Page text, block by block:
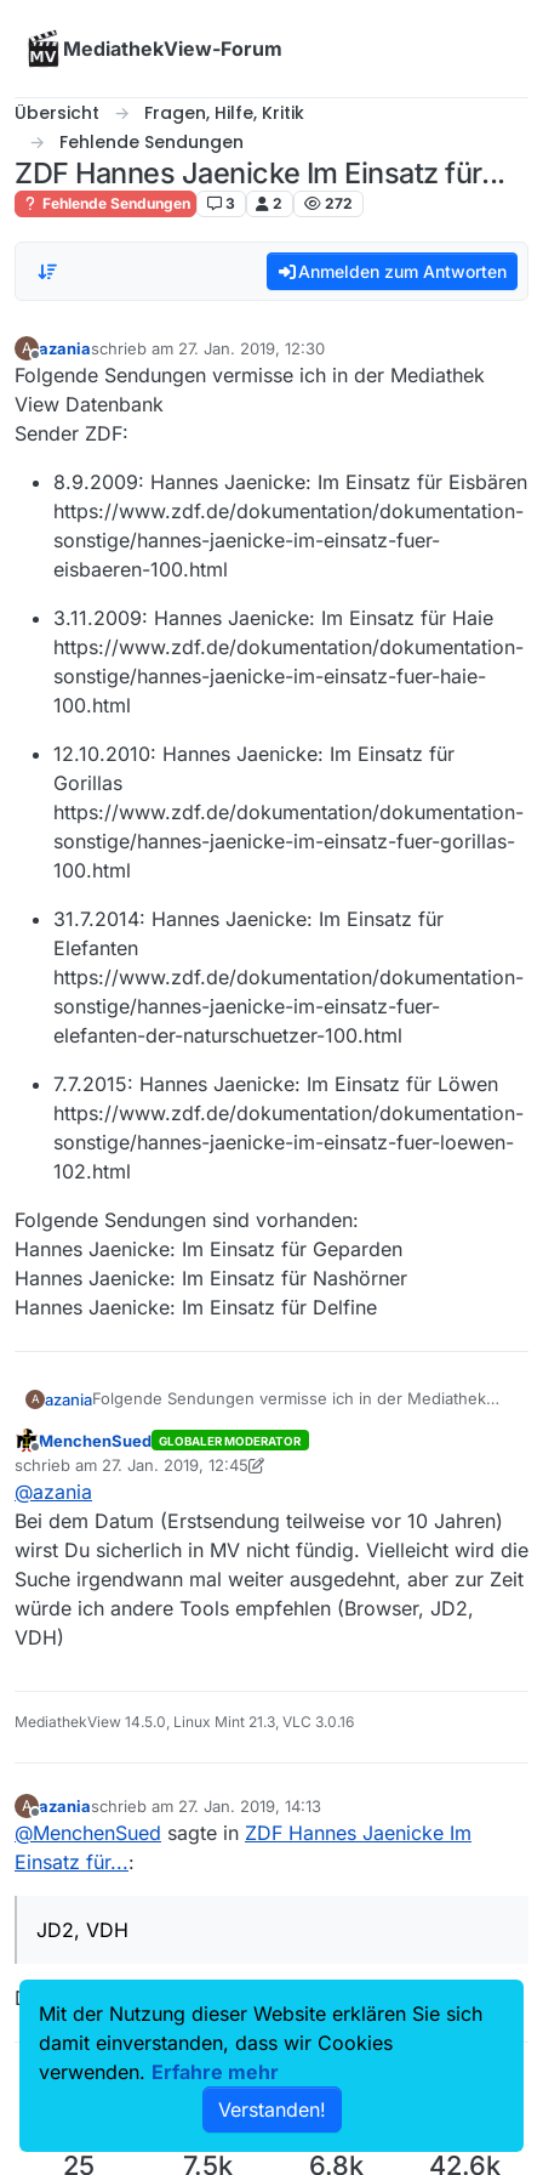
MediathekView-Forum
Übersicht
Fragen, Hilfe, Kritik
Fehlende Sendungen
ZDF Hannes Jaenicke Im Einsatz für...
Fehlende Sendungen 3 2 272
Anmelden zum Antworten
A
Offline
azaniaschrieb am 27. Jan. 2019, 12:30
zuletzt editiert von
Folgende Sendungen vermisse ich in der Mediathek
View Datenbank
Sender ZDF:
8.9.2009: Hannes Jaenicke: Im Einsatz für Eisbären
https://www.zdf.de/dokumentation/dokumentation-
sonstige/hannes-jaenicke-im-einsatz-fuer-
eisbaeren-100.html
3.11.2009: Hannes Jaenicke: Im Einsatz für Haie
https://www.zdf.de/dokumentation/dokumentation-
sonstige/hannes-jaenicke-im-einsatz-fuer-haie-
100.html
12.10.2010: Hannes Jaenicke: Im Einsatz für
Gorillas
https://www.zdf.de/dokumentation/dokumentation-
sonstige/hannes-jaenicke-im-einsatz-fuer-gorillas-
100.html
31.7.2014: Hannes Jaenicke: Im Einsatz für
Elefanten
https://www.zdf.de/dokumentation/dokumentation-
sonstige/hannes-jaenicke-im-einsatz-fuer-
elefanten-der-naturschuetzer-100.html
7.7.2015: Hannes Jaenicke: Im Einsatz für Löwen
https://www.zdf.de/dokumentation/dokumentation-
sonstige/hannes-jaenicke-im-einsatz-fuer-loewen-
102.html
Folgende Sendungen sind vorhanden:
Hannes Jaenicke: Im Einsatz für Geparden
Hannes Jaenicke: Im Einsatz für Nashörner
Hannes Jaenicke: Im Einsatz für Delfine
A azaniaFolgende Sendungen vermisse ich in der Mediathek
Sender ZDF:
8.9.2009: Hannes Jaenicke: Im Einsatz für
Eisbären
-sonstige/hannes-jaenicke-im-einsatz-fuer-
eisbaeren-100.html
3.11.2009: Hannes Jaenicke: Im Einsatz für Haie
https://www.zdf.de/dokumentation/dokumentation
-sonstige/hannes-jaenicke-im-einsatz-fuer-haie-
https://www.zdf.de/dokumentation/dokumentation
31.7.2014: Hannes Jaenicke: Im Einsatz für
Elefanten
https://www.zdf.de/dokumentation/dokumentation
-sonstige/hannes-jaenicke-im-einsatz-fuer-
-sonstige/hannes-jaenicke-im-einsatz-fuer-
loewen-102.html
Folgende Sendungen sind vorhanden:
Hannes Jaenicke: Im Einsatz für Nashörner
Hannes Jaenicke: Im Einsatz für Delfine
Offline
MenchenSued GLOBALER MODERATOR
schrieb am 27. Jan. 2019, 12:45
zuletzt editiert von MenchenSued
@azania
Bei dem Datum (Erstsendung teilweise vor 10 Jahren)
wirst Du sicherlich in MV nicht fündig. Vielleicht wird die
Suche irgendwann mal weiter ausgedehnt, aber zur Zeit
würde ich andere Tools empfehlen (Browser, JD2,
VDH)
MediathekView 14.5.0, Linux Mint 21.3, VLC 3.0.16
A
Offline
azaniaschrieb am 27. Jan. 2019, 14:13
zuletzt editiert von
@MenchenSued sagte in ZDF Hannes Jaenicke Im
Einsatz für...:
JD2, VDH
Danke für die Hilfe
25 7.5k 6.8k 42.6k
Mit der Nutzung dieser Website erklären Sie sich
damit einverstanden, dass wir Cookies
verwenden. Erfahre mehr
Verstanden!